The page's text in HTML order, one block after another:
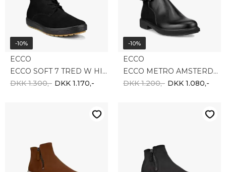
-10%
ECCO
ECCO SOFT 7 TRED W HIGH-CUT 450423-02001
DKK 1.300,- DKK 1.170,-
-10%
ECCO
ECCO METRO AMSTERDAM W BOOT WP 222013-01001
DKK 1.200,- DKK 1.080,-